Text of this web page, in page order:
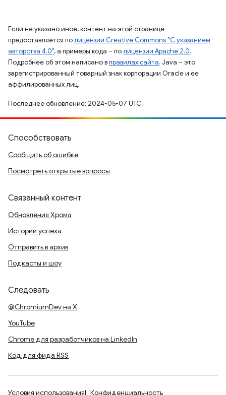
Если не указано иное, контент на этой странице
предоставляется полицензии Creative Commons "С указанием
авторства 4.0", а примеры кода – полицензии Apache 2.0.
Подробнее об этом написано вправилах сайта. Java – это
зарегистрированный товарный знак корпорации Oracle и ее
аффилированных лиц.
Последнее обновление: 2024-05-07 UTC.
Способствовать
Сообщить об ошибке
Посмотреть открытые вопросы
Связанный контент
Обновления Хрома
Истории успеха
Отправить в архив
Подкасты и шоу
Следовать
@ChromiumDev на X
YouTube
Chrome для разработчиков на LinkedIn
Код для фида RSS
Условия использования Конфиденциальность